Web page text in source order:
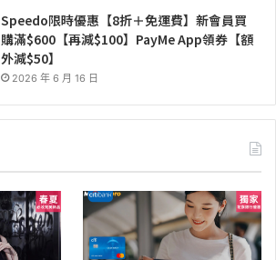
Speedo限時優惠【8折＋免運費】新會員買
購滿$600【再減$100】PayMe App領券【額
外減$50】
2026 年 6 月 16 日